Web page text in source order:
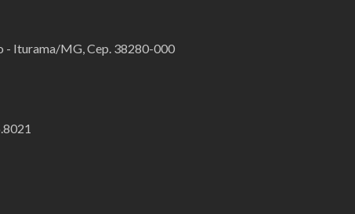
- Iturama/MG, Cep. 38280-000